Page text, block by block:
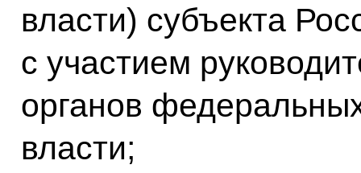
власти) субъекта
с участием
органов
власти;